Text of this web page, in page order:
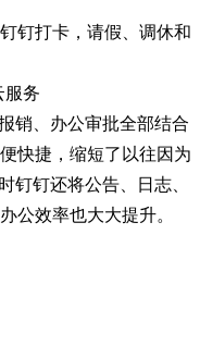
钉打卡，请假、调休和
销、办公审批全部结合
快捷，缩短了以往因为
钉钉还将公告、日志、
公效率也大大提升。